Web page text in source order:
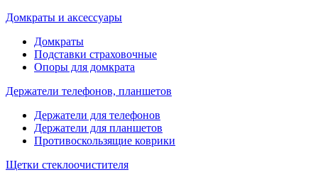
Домкраты и аксессуары
Домкраты
Подставки страховочные
Опоры для домкрата
Держатели телефонов, планшетов
Держатели для телефонов
Держатели для планшетов
Противоскользящие коврики
Щетки стеклоочистителя